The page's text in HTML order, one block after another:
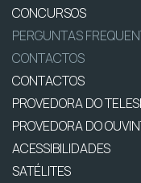
CONCURSOS
PERGUNTAS
CONTACTOS
CONTACTOS
PROVEDORA DO
PROVEDORA DO
ACESSIBILIDADES
SATÉLITES